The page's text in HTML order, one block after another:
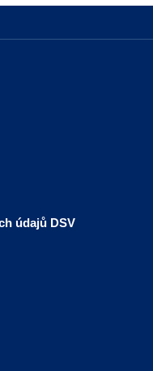
údajů DSV